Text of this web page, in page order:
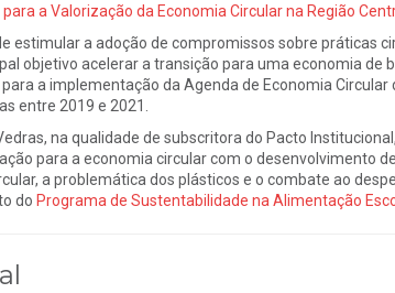
a Valorização da Economia Circular na Região
estimular a adoção de compromissos sobre práticas
objetivo acelerar a transição para uma economia de
a implementação da Agenda de Economia
entre 2019 e 2021.
na qualidade de subscritora do Pacto
para a economia circular com o desenvolvimento
a problemática dos plásticos e o combate ao
do Programa de Sustentabilidade na Alimentação